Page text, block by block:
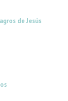
de Jesús